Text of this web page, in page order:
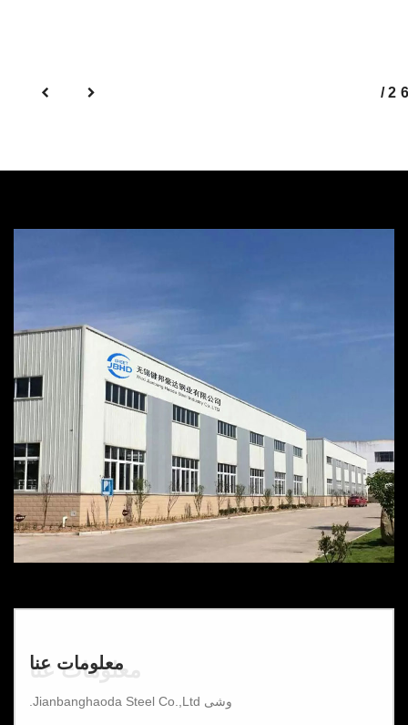
معلومات عنا
معلومات عنا
وشى Jianbanghaoda Steel Co.,Ltd.